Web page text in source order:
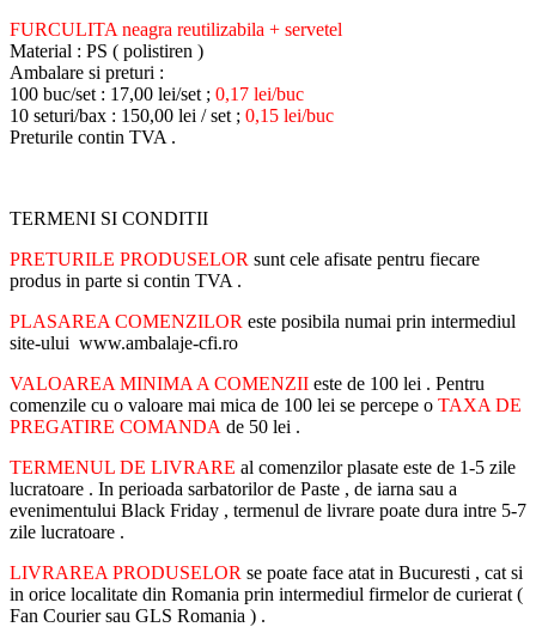
FURCULITA neagra reutilizabila + servetel
Material : PS ( polistiren )
Ambalare si preturi :
100 buc/set : 17,00 lei/set ; 0,17 lei/buc
10 seturi/bax : 150,00 lei / set ; 0,15 lei/buc
Preturile contin TVA .
TERMENI SI CONDITII
PRETURILE PRODUSELOR sunt cele afisate pentru fiecare
produs in parte si contin TVA .
PLASAREA COMENZILOR este posibila numai prin intermediul
site-ului www.ambalaje-cfi.ro
VALOAREA MINIMA A COMENZII este de 100 lei . Pentru
comenzile cu o valoare mai mica de 100 lei se percepe o TAXA DE
PREGATIRE COMANDA de 50 lei .
TERMENUL DE LIVRARE al comenzilor plasate este de 1-5 zile
lucratoare . In perioada sarbatorilor de Paste , de iarna sau a
evenimentului Black Friday , termenul de livrare poate dura intre 5-7
zile lucratoare .
LIVRAREA PRODUSELOR se poate face atat in Bucuresti , cat si
in orice localitate din Romania prin intermediul firmelor de curierat (
Fan Courier sau GLS Romania ) .